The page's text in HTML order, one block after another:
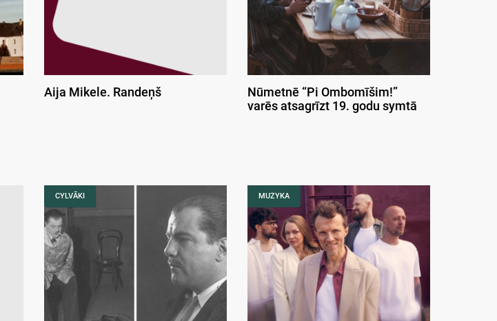
Aija Mikele. Randeņš
Nūmetnē “Pi Ombomīšim!”
varēs atsagrīzt 19. godu symtā
CYLVĀKI MUZYKA